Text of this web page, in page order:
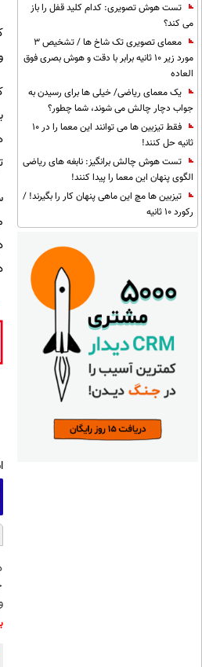
تست هوش تصویری: کدام کلید قفل را باز
می کند؟
معمای تصویری تک شاخ ها / تشخیص 3
مورد زیر 10 ثانیه برابر با دقت و هوش بصری فوق
العاده
یک معمای ریاضی/ خیلی ها برای رسیدن به
جواب دچار چالش می شوند، شما چطور؟
فقط تیزبین ها می توانند این معما را در 10
ثانیه حل کنند!
تست هوش چالش برانگیز: نابغه های ریاضی
الگوی پنهان این معما را پیدا کنند!
تیزبین ها مچ این ماهی پنهان کار را بگیرند! /
رکورد 10 ثانیه